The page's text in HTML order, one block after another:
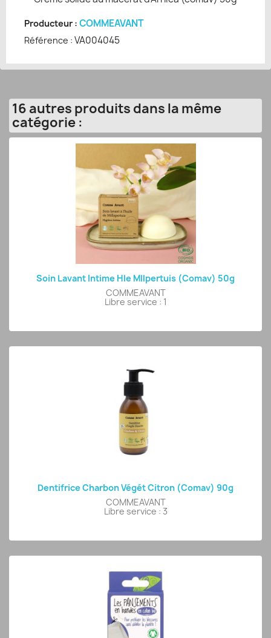
Producteur : COMMEAVANT
Référence : VA004045
16 autres produits dans la même
catégorie :
Soin Lavant Intime Hle Mllpertuis (comav) 50g
COMMEAVANT
Libre service : 1
Dentifrice Charbon Végét Citron (comav) 90g
COMMEAVANT
Libre service : 3